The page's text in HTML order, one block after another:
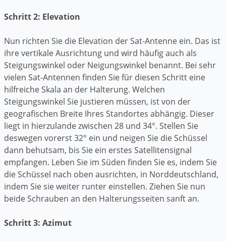
Schritt 2: Elevation
Nun richten Sie die Elevation der Sat-Antenne ein. Das ist
ihre vertikale Ausrichtung und wird häufig auch als
Steigungswinkel oder Neigungswinkel benannt. Bei sehr
vielen Sat-Antennen finden Sie für diesen Schritt eine
hilfreiche Skala an der Halterung. Welchen
Steigungswinkel Sie justieren müssen, ist von der
geografischen Breite Ihres Standortes abhängig. Dieser
liegt in hierzulande zwischen 28 und 34°. Stellen Sie
deswegen vorerst 32° ein und neigen Sie die Schüssel
dann behutsam, bis Sie ein erstes Satellitensignal
empfangen. Leben Sie im Süden finden Sie es, indem Sie
die Schüssel nach oben ausrichten, in Norddeutschland,
indem Sie sie weiter runter einstellen. Ziehen Sie nun
beide Schrauben an den Halterungsseiten sanft an.
Schritt 3: Azimut